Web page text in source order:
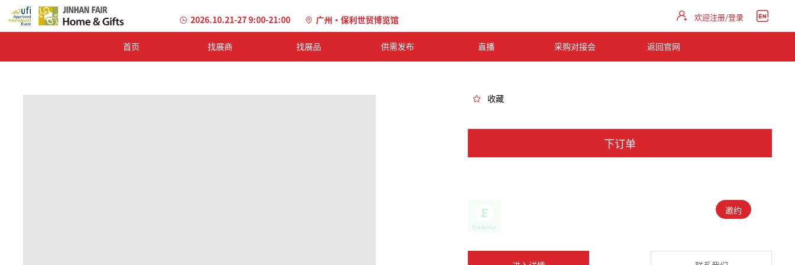
2026.10.21-27 9:00-21:00 广州·保利世贸博览馆 欢迎注册/登录
首页 找展商 找展品 供需发布 直播 采购对接会
返回官网
加
收藏
下订单
邀约